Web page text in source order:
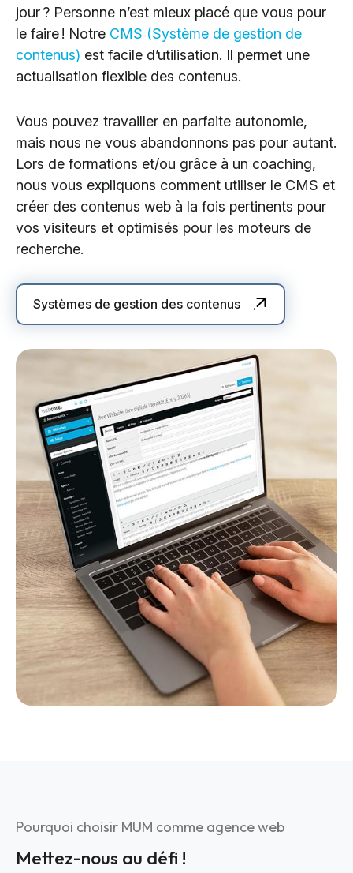
jour ? Personne n’est mieux placé que vous pour
le faire ! Notre CMS (Système de gestion de
contenus) est facile d’utilisation. Il permet une
actualisation flexible des contenus.
Vous pouvez travailler en parfaite autonomie,
mais nous ne vous abandonnons pas pour autant.
Lors de formations et/ou grâce à un coaching,
nous vous expliquons comment utiliser le CMS et
créer des contenus web à la fois pertinents pour
vos visiteurs et optimisés pour les moteurs de
recherche.
Systèmes de gestion des contenus
Pourquoi choisir MUM comme agence web
Mettez-nous au défi !